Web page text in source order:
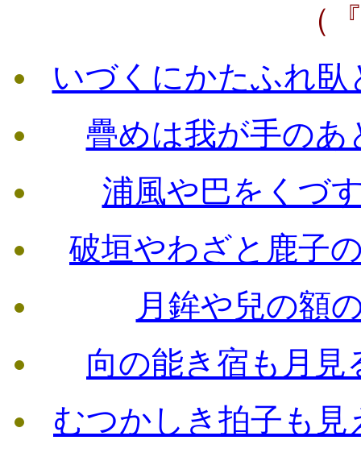
（
いづくにかたふれ臥
疊めは我が手のあ
浦風や巴をくづ
破垣やわざと鹿子
月鉾や兒の額
向の能き宿も月見
むつかしき拍子も見